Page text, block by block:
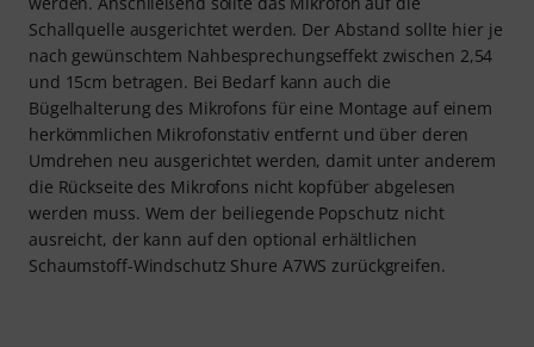
Schallquelle ausgerichtet werden. Der Abstand sollte hier je
nach gewünschtem Nahbesprechungseffekt zwischen 2,54
und 15cm betragen. Bei Bedarf kann auch die
Bügelhalterung des Mikrofons für eine Montage auf einem
herkömmlichen Mikrofonstativ entfernt und über deren
Umdrehen neu ausgerichtet werden, damit unter anderem
die Rückseite des Mikrofons nicht kopfüber abgelesen
werden muss. Wem der beiliegende Popschutz nicht
ausreicht, der kann auf den optional erhältlichen
Schaumstoff-Windschutz Shure A7WS zurückgreifen.